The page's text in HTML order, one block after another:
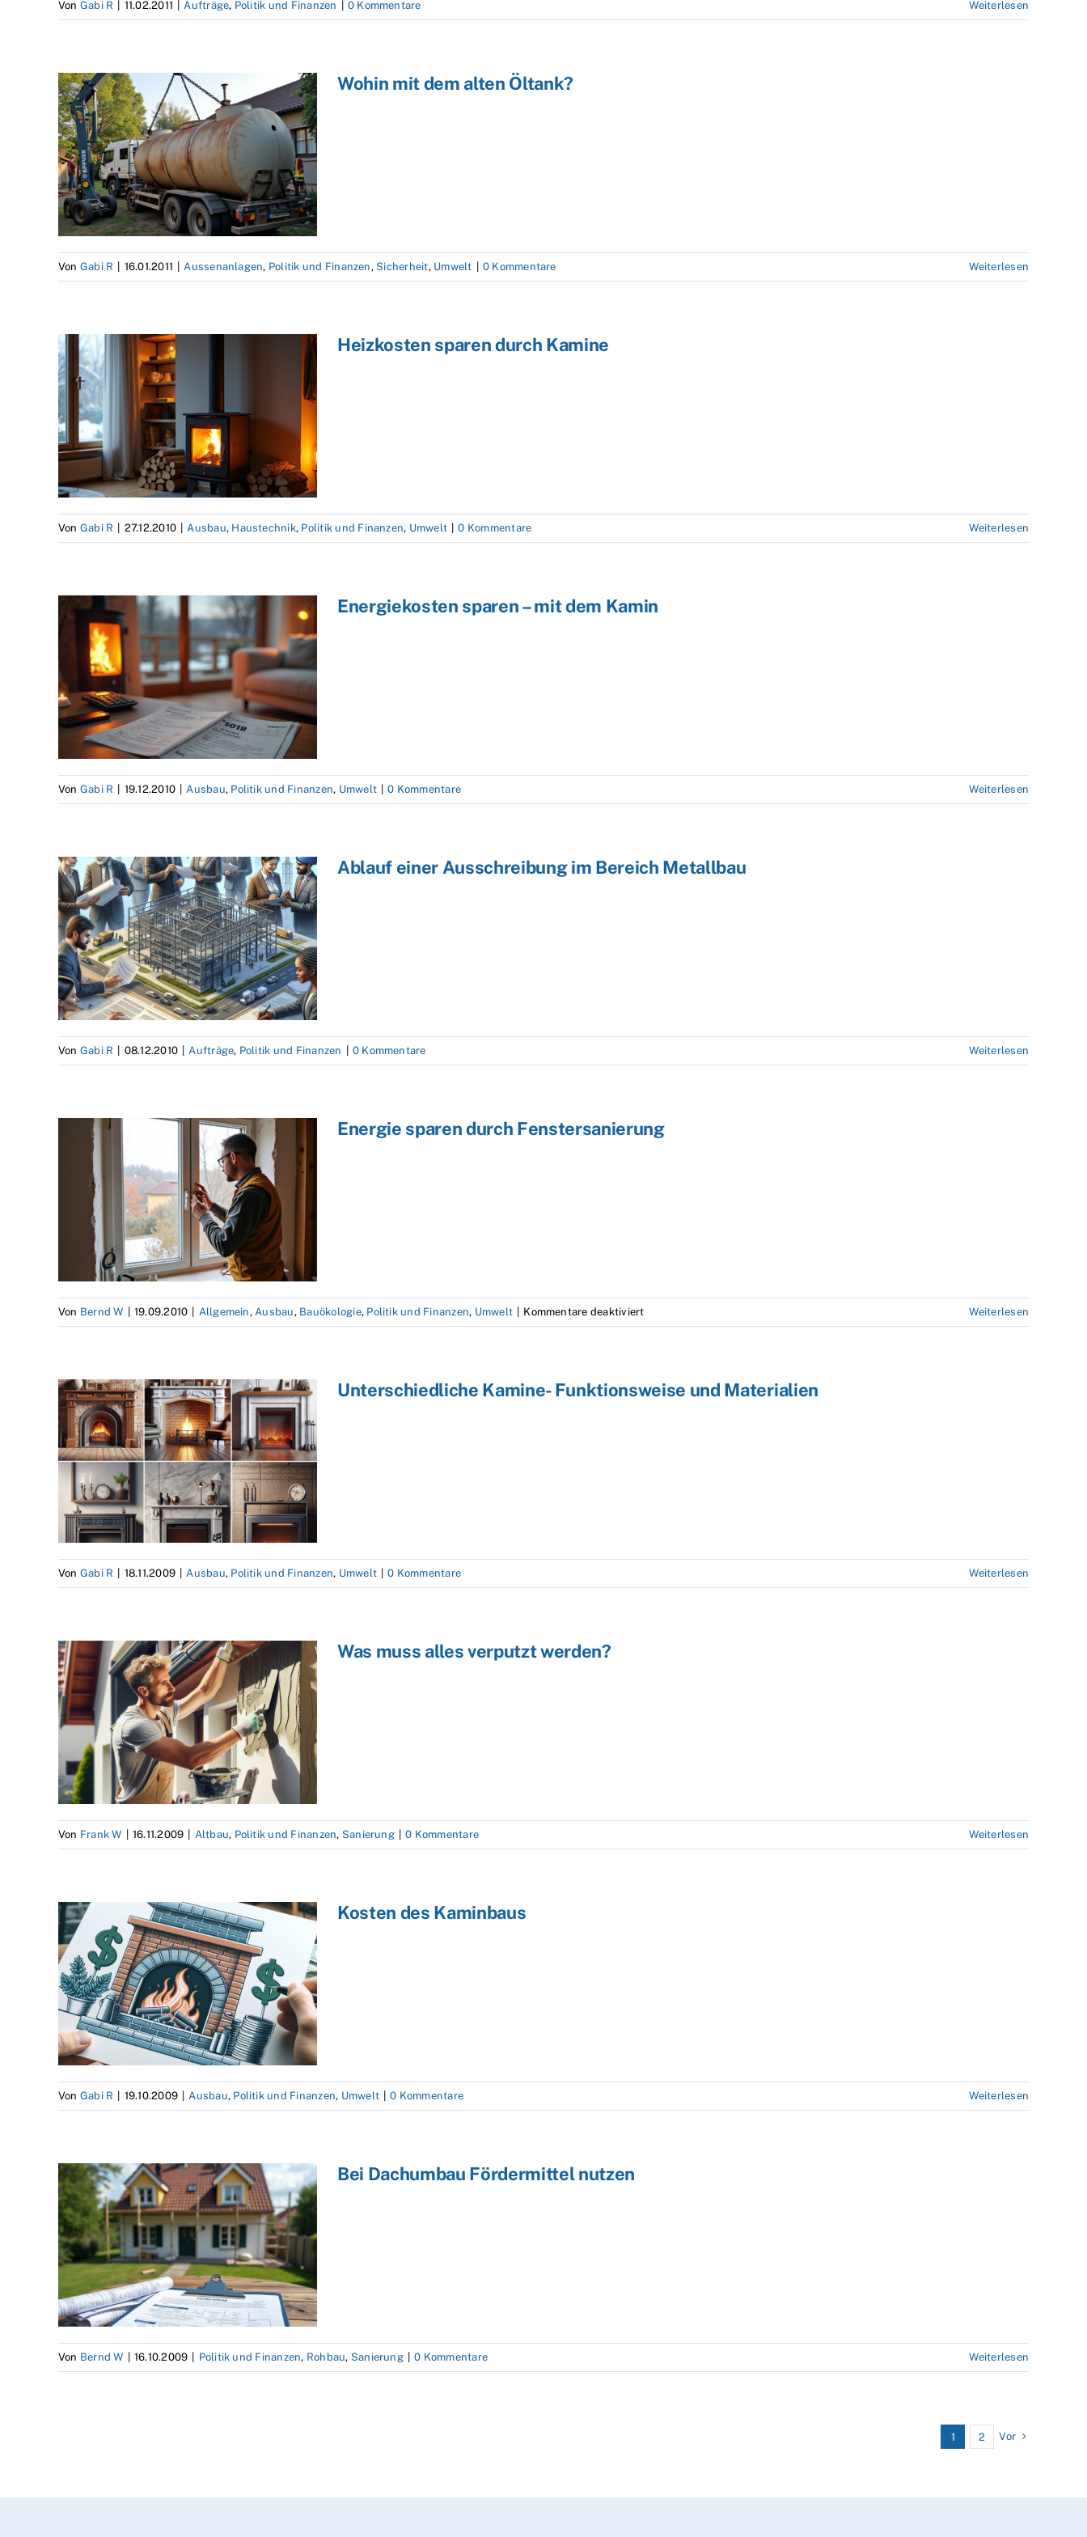
Von Gabi R 11.02.2011 Aufträge, Politik und Finanzen 0 Kommentare Weiterlesen
Wohin mit dem alten Öltank?
Von Gabi R 16.01.2011 Aussenanlagen, Politik und Finanzen, Sicherheit, Umwelt 0 Kommentare Weiterlesen
Heizkosten sparen durch Kamine
Von Gabi R 27.12.2010 Ausbau, Haustechnik, Politik und Finanzen, Umwelt 0 Kommentare Weiterlesen
Energiekosten sparen – mit dem Kamin
Von Gabi R 19.12.2010 Ausbau, Politik und Finanzen, Umwelt 0 Kommentare Weiterlesen
Ablauf einer Ausschreibung im Bereich Metallbau
Von Gabi R 08.12.2010 Aufträge, Politik und Finanzen 0 Kommentare Weiterlesen
Energie sparen durch Fenstersanierung
Von Bernd W 19.09.2010 Allgemein,Ausbau, Bauökologie, Politik und Finanzen, Umwelt Kommentare deaktiviertfür
Energie
Fenstersanierung
Weiterlesen
Unterschiedliche Kamine- Funktionsweise und Materialien
Von Gabi R 18.11.2009 Ausbau, Politik und Finanzen, Umwelt 0 Kommentare Weiterlesen
Was muss alles verputzt werden?
Von Frank W 16.11.2009 Altbau, Politik und Finanzen, Sanierung 0 Kommentare Weiterlesen
Kosten des Kaminbaus
Von Gabi R 19.10.2009 Ausbau, Politik und Finanzen, Umwelt 0 Kommentare Weiterlesen
Bei Dachumbau Fördermittel nutzen
Von Bernd W 16.10.2009 Politik und Finanzen, Rohbau, Sanierung 0 Kommentare Weiterlesen
1 2 Vor